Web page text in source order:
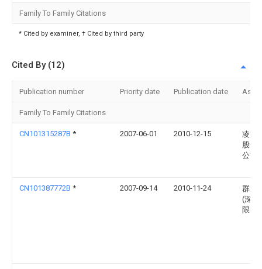
Family To Family Citations
* Cited by examiner, † Cited by third party
Cited By (12)
Publication number Priority date Publication date
Family To Family Citations
CN101315287B * 2007-06-01 2010-12-15
凌通
股份
公司
CN101387772B * 2007-09-14 2010-11-24
群康
(深圳
限公